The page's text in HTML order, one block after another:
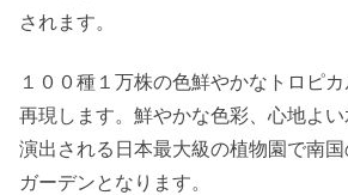
されます。
１００種１万株の色鮮やかなトロピ
再現します。鮮やかな色彩、心地よ
演出される日本最大級の植物園で南
ガーデンとなります。